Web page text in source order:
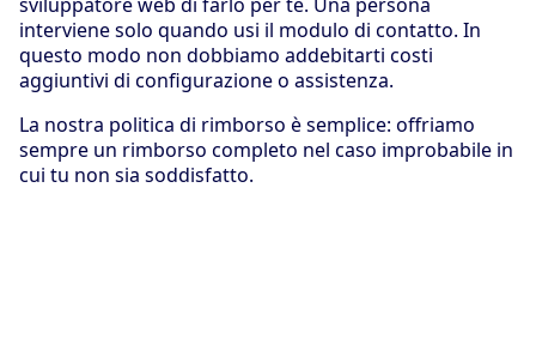
interviene solo quando usi il modulo di contatto. In
questo modo non dobbiamo addebitarti costi
aggiuntivi di configurazione o assistenza.
La nostra politica di rimborso è semplice: offriamo
sempre un rimborso completo nel caso improbabile in
cui tu non sia soddisfatto.